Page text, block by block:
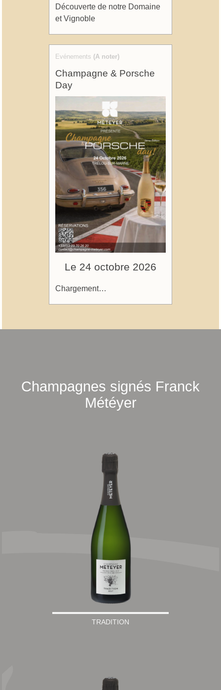
Découverte de notre Domaine
et Vignoble
Evénements (A noter)
Champagne & Porsche
Day
Le 24 octobre 2026
Chargement…
Champagnes signés Franck
Météyer
TRADITION